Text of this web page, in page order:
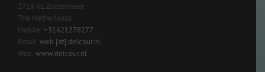
2718 KL Zoetermeer
The Netherlands
Mobile: +31621278277
Email: web [at] delcour.nl
Web: www.delcour.nl